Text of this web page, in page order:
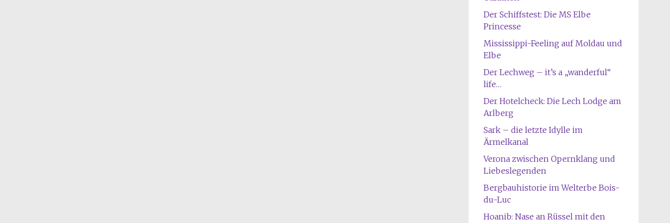
Der Schiffstest: Die MS Elbe
Princesse
Mississippi-Feeling auf Moldau und
Elbe
Der Lechweg – it’s a „wanderful“
life…
Der Hotelcheck: Die Lech Lodge am
Arlberg
Sark – die letzte Idylle im
Ärmelkanal
Verona zwischen Opernklang und
Liebeslegenden
Bergbauhistorie im Welterbe Bois-
du-Luc
Hoanib: Nase an Rüssel mit den